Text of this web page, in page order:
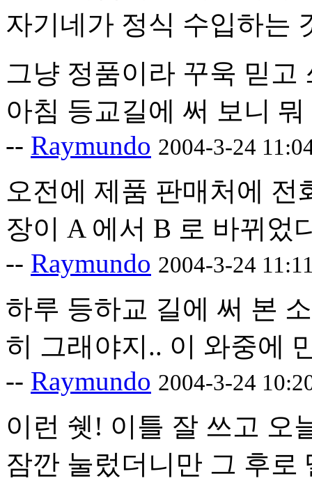
자기네가 정식 수입하는
그냥 정품이라 꾸욱 믿고
아침 등교길에 써 보니
-- Raymundo 2004-3-24
오전에 제품 판매처에 전
장이 A 에서 B 로 바뀌었
-- Raymundo 2004-3-24
하루 등하교 길에 써 본
히 그래야지.. 이 와중에
-- Raymundo 2004-3-24
이런 쉣! 이틀 잘 쓰고 오
잠깐 눌렀더니만 그 후로